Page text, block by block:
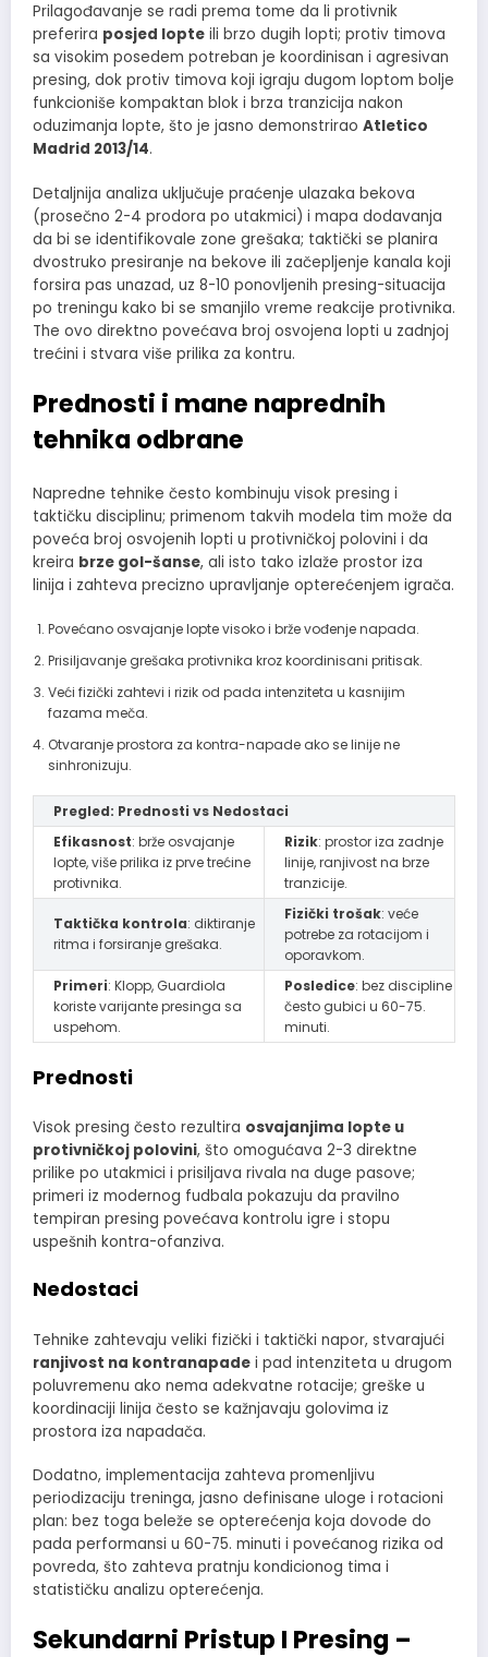
Prilagođavanje se radi prema tome da li protivnik
preferira posjed lopte ili brzo dugih lopti; protiv timova
sa visokim posedem potreban je koordinisan i agresivan
presing, dok protiv timova koji igraju dugom loptom bolje
funkcioniše kompaktan blok i brza tranzicija nakon
oduzimanja lopte, što je jasno demonstrirao Atletico
Madrid 2013/14.
Detaljnija analiza uključuje praćenje ulazaka bekova
(prosečno 2-4 prodora po utakmici) i mapa dodavanja
da bi se identifikovale zone grešaka; taktički se planira
dvostruko presiranje na bekove ili začepljenje kanala koji
forsira pas unazad, uz 8-10 ponovljenih presing-situacija
po treningu kako bi se smanjilo vreme reakcije protivnika.
The ovo direktno povećava broj osvojena lopti u zadnjoj
trećini i stvara više prilika za kontru.
Prednosti i mane naprednih
tehnika odbrane
Napredne tehnike često kombinuju visok presing i
taktičku disciplinu; primenom takvih modela tim može da
poveća broj osvojenih lopti u protivničkoj polovini i da
kreira brze gol-šanse, ali isto tako izlaže prostor iza
linija i zahteva precizno upravljanje opterećenjem igrača.
Povećano osvajanje lopte visoko i brže vođenje napada.
Prisiljavanje grešaka protivnika kroz koordinisani pritisak.
Veći fizički zahtevi i rizik od pada intenziteta u kasnijim
fazama meča.
Otvaranje prostora za kontra-napade ako se linije ne
sinhronizuju.
Pregled: Prednosti vs Nedostaci
Efikasnost: brže osvajanje
lopte, više prilika iz prve trećine
protivnika.
Rizik: prostor iza zadnje
linije, ranjivost na brze
tranzicije.
Taktička kontrola: diktiranje
ritma i forsiranje grešaka.
Fizički trošak: veće
potrebe za rotacijom i
oporavkom.
Primeri: Klopp, Guardiola
koriste varijante presinga sa
uspehom.
Posledice: bez discipline
često gubici u 60-75.
minuti.
Prednosti
Visok presing često rezultira osvajanjima lopte u
protivničkoj polovini, što omogućava 2-3 direktne
prilike po utakmici i prisiljava rivala na duge pasove;
primeri iz modernog fudbala pokazuju da pravilno
tempiran presing povećava kontrolu igre i stopu
uspešnih kontra-ofanziva.
Nedostaci
Tehnike zahtevaju veliki fizički i taktički napor, stvarajući
ranjivost na kontranapade i pad intenziteta u drugom
poluvremenu ako nema adekvatne rotacije; greške u
koordinaciji linija često se kažnjavaju golovima iz
prostora iza napadača.
Dodatno, implementacija zahteva promenljivu
periodizaciju treninga, jasno definisane uloge i rotacioni
plan: bez toga beleže se opterećenja koja dovode do
pada performansi u 60-75. minuti i povećanog rizika od
povreda, što zahteva pratnju kondicionog tima i
statističku analizu opterećenja.
Sekundarni Pristup I Presing –